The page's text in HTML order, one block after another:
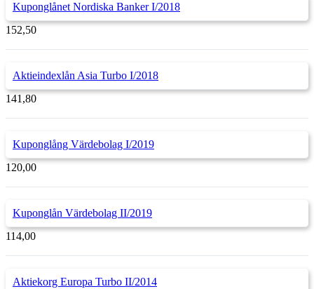
Kuponglånet Nordiska Banker I/2018
152,50
Aktieindexlån Asia Turbo I/2018
141,80
Kuponglång Värdebolag I/2019
120,00
Kuponglån Värdebolag II/2019
114,00
Aktiekorg Europa Turbo II/2014